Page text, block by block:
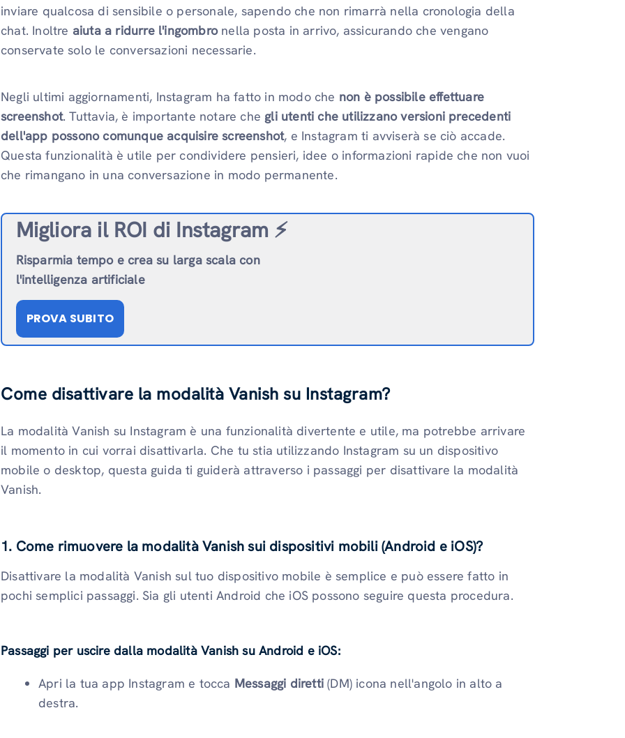
inviare qualcosa di sensibile o personale, sapendo che non rimarrà nella cronologia della
chat. Inoltre aiuta a ridurre l'ingombronella posta in arrivo, assicurando che vengano
conservate solo le conversazioni necessarie.
Negli ultimi aggiornamenti, Instagram ha fatto in modo che non è possibile effettuare
screenshot. Tuttavia, è importante notare che gli utenti che utilizzano versioni precedenti
dell'app possono comunque acquisire screenshot, e Instagram ti avviserà se ciò accade.
Questa funzionalità è utile per condividere pensieri, idee o informazioni rapide che non vuoi
che rimangano in una conversazione in modo permanente.
Migliora il ROI di Instagram ⚡️
Risparmia tempo e crea su larga scala con
l'intelligenza artificiale
PROVA SUBITO
Come disattivare la modalità Vanish su Instagram?
La modalità Vanish su Instagram è una funzionalità divertente e utile, ma potrebbe arrivare
il momento in cui vorrai disattivarla. Che tu stia utilizzando Instagram su un dispositivo
mobile o desktop, questa guida ti guiderà attraverso i passaggi per disattivare la modalità
Vanish.
1. Come rimuovere la modalità Vanish sui dispositivi mobili (Android e iOS)?
Disattivare la modalità Vanish sul tuo dispositivo mobile è semplice e può essere fatto in
pochi semplici passaggi. Sia gli utenti Android che iOS possono seguire questa procedura.
Passaggi per uscire dalla modalità Vanish su Android e iOS:
Apri la tua app Instagram e tocca Messaggi diretti (DM) icona nell'angolo in alto a
destra.